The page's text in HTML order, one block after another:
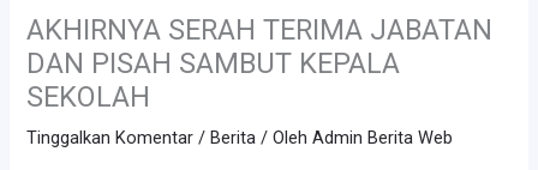
AKHIRNYA SERAH TERIMA JABATAN
DAN PISAH SAMBUT KEPALA
SEKOLAH
Tinggalkan Komentar /Berita / OlehAdmin Berita Web